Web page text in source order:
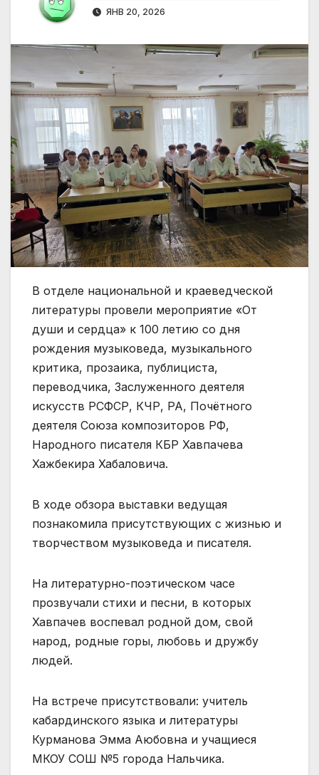
ЯНВ 20, 2026
В отделе национальной и краеведческой
литературы провели мероприятие «От
души и сердца» к 100 летию со дня
рождения музыковеда, музыкального
критика, прозаика, публициста,
переводчика, Заслуженного деятеля
искусств РСФСР, КЧР, РА, Почётного
деятеля Союза композиторов РФ,
Народного писателя КБР Хавпачева
Хажбекира Хабаловича.
В ходе обзора выставки ведущая
познакомила присутствующих с жизнью и
творчеством музыковеда и писателя.
На литературно-поэтическом часе
прозвучали стихи и песни, в которых
Хавпачев воспевал родной дом, свой
народ, родные горы, любовь и дружбу
людей.
На встрече присутствовали: учитель
кабардинского языка и литературы
Курманова Эмма Аюбовна и учащиеся
МКОУ СОШ №5 города Нальчика.